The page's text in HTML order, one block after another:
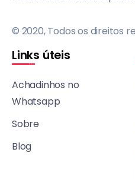
© 2020, Todos os direitos
Links úteis
Achadinhos no
Whatsapp
Sobre
Blog